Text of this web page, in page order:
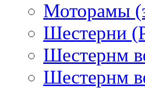
Моторамы
Шестерни
Шестернм
Шестернм